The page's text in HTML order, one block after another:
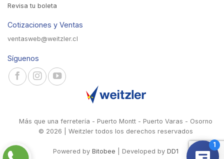
Revisa tu boleta
Cotizaciones y Ventas
ventasweb@weitzler.cl
Síguenos
Más que una ferretería - Puerto Montt - Puerto Varas - Osorno
© 2026 | Weitzler todos los derechos reservados
Powered by Bitobee | Developed by DD1